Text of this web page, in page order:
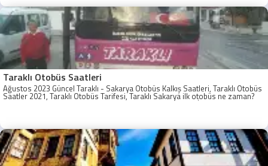
Taraklı Otobüs Saatleri
Ağustos 2023 Güncel Taraklı - Sakarya Otobüs Kalkış Saatleri, Taraklı Otobüs
Saatler 2021, Taraklı Otobüs Tarifesi, Taraklı Sakarya ilk otobüs ne zaman?
Taraklı - Sakarya Son Otobüs Ne zaman? Sakarya Taraklı İlk Otobüs Ne